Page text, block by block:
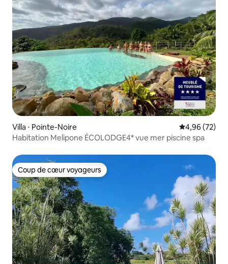
Villa ⋅ Pointe-Noire Évaluation
4,96 (72)
Habitation Melipone ÉCOLODGE4* vue mer piscine spa
Coup de cœur voyageurs
Coup de cœur voyageurs